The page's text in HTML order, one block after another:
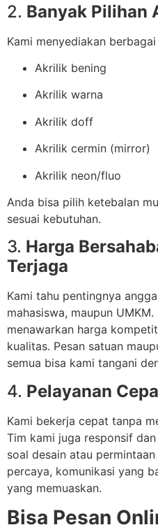
2. Banyak Pilihan
Kami menyediakan
Akrilik bening
Akrilik warna
Akrilik doff
Akrilik cermin (mirror)
Akrilik neon/fluo
Anda bisa pilih ketebalan
sesuai kebutuhan.
3. Harga
Terjaga
Kami tahu pentingnya
mahasiswa, maupun
menawarkan harga
kualitas. Pesan satuan
semua bisa kami tangani
4. Pelayanan
Kami bekerja cepat tanpa
Tim kami juga responsif
soal desain atau
percaya, komunikasi yang
yang memuaskan.
Bisa Pesan